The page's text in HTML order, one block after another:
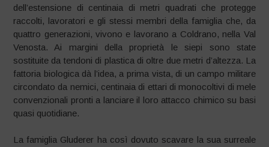
dell’estensione di centinaia di metri quadrati che protegge
raccolti, lavoratori e gli stessi membri della famiglia che, da
quattro generazioni, vivono e lavorano a Coldrano, nella Val
Venosta. Ai margini della proprietà le siepi sono state
sostituite da tendoni di plastica di oltre due metri d’altezza. La
fattoria biologica dà l’idea, a prima vista, di un campo militare
circondato da nemici, centinaia di ettari di monocoltivi di mele
convenzionali pronti a lanciare il loro attacco chimico su basi
quasi quotidiane.
La famiglia Gluderer ha così dovuto scavare la sua surreale